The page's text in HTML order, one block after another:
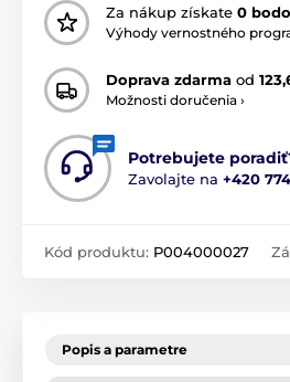
Za nákup získate 0
Výhody vernostného
Doprava zdarma od
Možnosti doručenia ›
Potrebujete
Zavolajte na +420
Kód produktu: P004000027
Popis a parametre